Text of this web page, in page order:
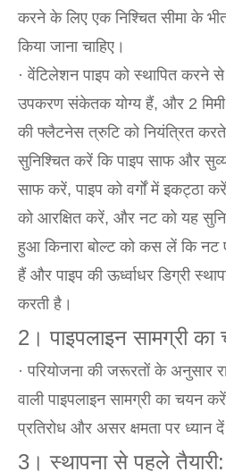
करने के लिए एक निश्चित सीमा के
किया जाना चाहिए।
· वेंटिलेशन पाइप को स्थापित करने
उपकरण संकेतक योग्य हैं, और 2
की फ्लैटनेस त्रुटि को नियंत्रित
सुनिश्चित करें कि पाइप साफ और
साफ करें, पाइप को वर्गों में इकट्ठा
को आरक्षित करें, और नट को यह
हुआ किनारा बोल्ट को कस लें कि नट
हैं और पाइप की ऊर्ध्वाधर डिग्री
करती है।
2। पाइपलाइन सामग्री
· परियोजना की जरूरतों के अनुसार
वाली पाइपलाइन सामग्री का चयन
प्रतिरोध और असर क्षमता पर ध्यान
3। स्थापना से पहले तैयारी: